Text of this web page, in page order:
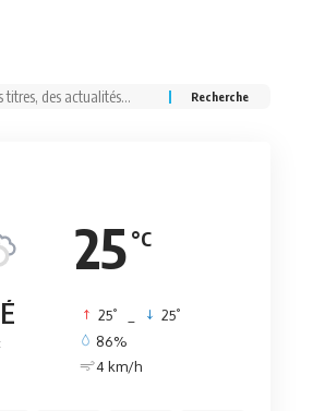
25 °C
25° 25°
86%
4 km/h